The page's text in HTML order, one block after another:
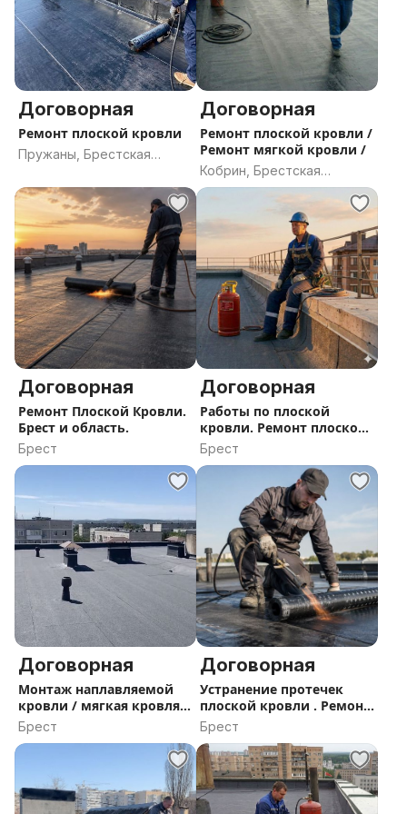
предприятия профессионалам. Свяжитесь с нами —
организуем оперативный выезд инженера на объект
для осмотра, дефектовки и составления точной
сметы.
Договорная
Ремонт плоской кровли
Пружаны, Брестская
Договорная
Ремонт плоской кровли /
Ремонт мягкой кровли /
Кобрин, Брестская
область
Договорная
Ремонт Плоской Кровли.
Брест и область.
Брест
Договорная
Работы по плоской
кровли. Ремонт плоской
кровли. Ремонт кровли
гаража. Рубероид
Брест
Договорная
Монтаж наплавляемой
кровли / мягкая кровля/
плоская кровля / ремонт
Брест
Договорная
Устранение протечек
плоской кровли . Ремонт
плоской кровли . Монтаж
мягкой кровли . Кровля
гаража
Брест